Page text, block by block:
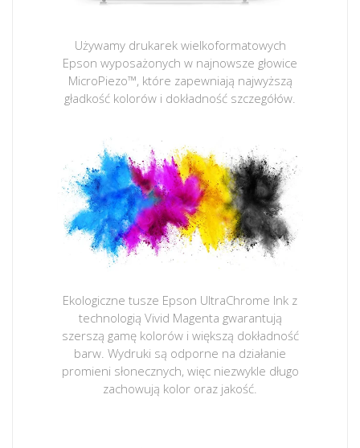
Używamy drukarek wielkoformatowych
Epson wyposażonych w najnowsze głowice
MicroPiezo™, które zapewniają najwyższą
gładkość kolorów i dokładność szczegółów.
Ekologiczne tusze Epson UltraChrome Ink z
technologią Vivid Magenta gwarantują
szerszą gamę kolorów i większą dokładność
barw. Wydruki są odporne na działanie
promieni słonecznych, więc niezwykle długo
zachowują kolor oraz jakość.